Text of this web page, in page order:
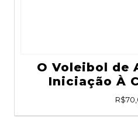
O Voleibol de
Iniciação À
R$